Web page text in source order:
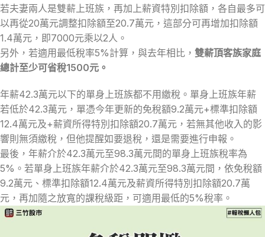
若夫妻兩人是雙薪上班族，再加上薪資特別扣除額，各自最多可
以再從20萬元調整扣除額至20.7萬元，這部分可再增加扣除額
1.4萬元，即7000元乘以2人。
另外，若適用最低稅率5%計算，與去年相比， 雙薪頂客族家庭
總計至少可省稅1500元。
年薪42.3萬元以下的單身上班族都不用繳稅。單身上班族年薪
若低於42.3萬元，單憑今年更新的免稅額9.2萬元+標準扣除額
12.4萬元及+薪資所得特別扣除額20.7萬元，若無其他收入的影
響則無須繳稅，但他提醒如要退稅，還是需要進行申報。
最後，年薪介於42.3萬元至98.3萬元間的單身上班族稅率為
5%。若單身上班族年薪介於42.3萬元至98.3萬元間，依免稅額
9.2萬元、標準扣除額12.4萬元及薪資所得特別扣除額20.7萬
元，再加隨之放寬的課稅級距，可適用最低的5%稅率。